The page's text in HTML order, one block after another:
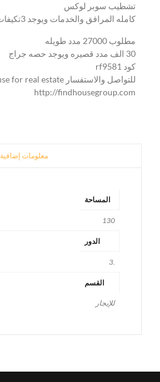
تشطيب سوبر لوكس
كامله المرافق والخدمات ويوجد 3تكيفات ومروحه
مطلوب 27000 مدد طويله
30 الف مدد قصيره ويوجد حصه جراج
كود rf9581
للتواصل والاستفسار find house for real estate
http://findhousegroup.com
معلومات إضافية
المساحة
130
الدور
القسم
للإيجار